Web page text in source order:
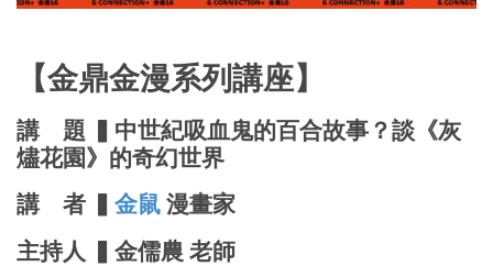
【金鼎金漫系列講座】
講 題 ▍中世紀吸血鬼的百合故事？談《灰
燼花園》的奇幻世界
講 者 ▍ 金鼠 漫畫家
主持人 ▍金儒農 老師